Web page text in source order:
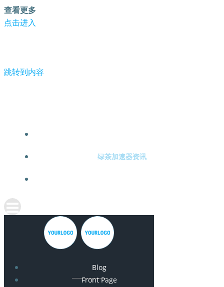
查看更多
点击进入
跳转到内容
绿茶加速器资讯
Blog
Front Page